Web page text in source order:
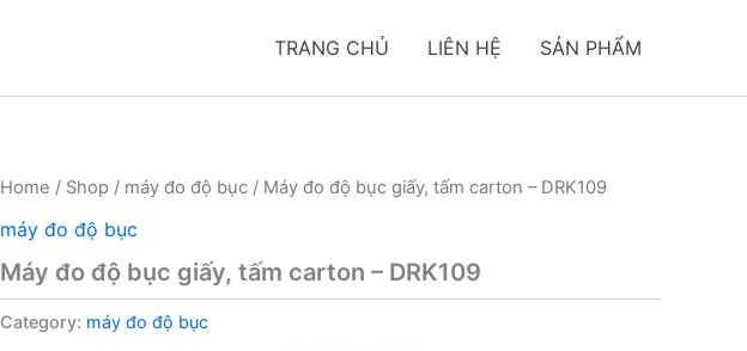
TRANG CHỦ LIÊN HỆ SẢN PHẨM
Home / Shop / máy đo độ bục / Máy đo độ bục giấy, tấm carton – DRK109
máy đo độ bục
Máy đo độ bục giấy, tấm carton – DRK109
Category: máy đo độ bục